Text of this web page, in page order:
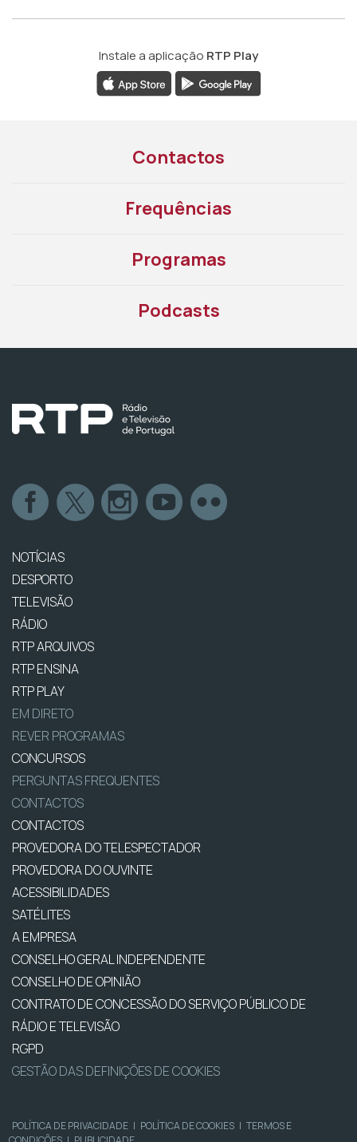
Instale a aplicação RTP Play
Contactos
Frequências
Programas
Podcasts
NOTÍCIAS
DESPORTO
TELEVISÃO
RÁDIO
RTP ARQUIVOS
RTP ENSINA
RTP PLAY
EM DIRETO
REVER PROGRAMAS
CONCURSOS
PERGUNTAS FREQUENTES
CONTACTOS
CONTACTOS
PROVEDORA DO TELESPECTADOR
PROVEDORA DO OUVINTE
ACESSIBILIDADES
SATÉLITES
A EMPRESA
CONSELHO GERAL INDEPENDENTE
CONSELHO DE OPINIÃO
CONTRATO DE CONCESSÃO DO SERVIÇO PÚBLICO DE
RÁDIO E TELEVISÃO
RGPD
GESTÃO DAS DEFINIÇÕES DE COOKIES
POLÍTICA DE PRIVACIDADE | POLÍTICA DE COOKIES | TERMOS E